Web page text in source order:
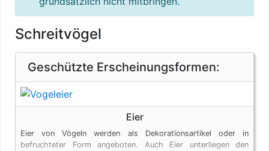
Schreitvögel
Geschützte Erscheinungsformen:
Eier
Eier von Vögeln werden als Dekorationsartikel oder in
befruchteter Form angeboten. Auch Eier unterliegen den